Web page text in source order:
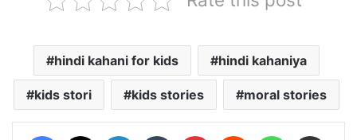
hindi kahani for kids hindi kahaniya
kids stori kids stories moral stories
Facebook LinkedIn Tumblr Pinterest Reddit WhatsApp